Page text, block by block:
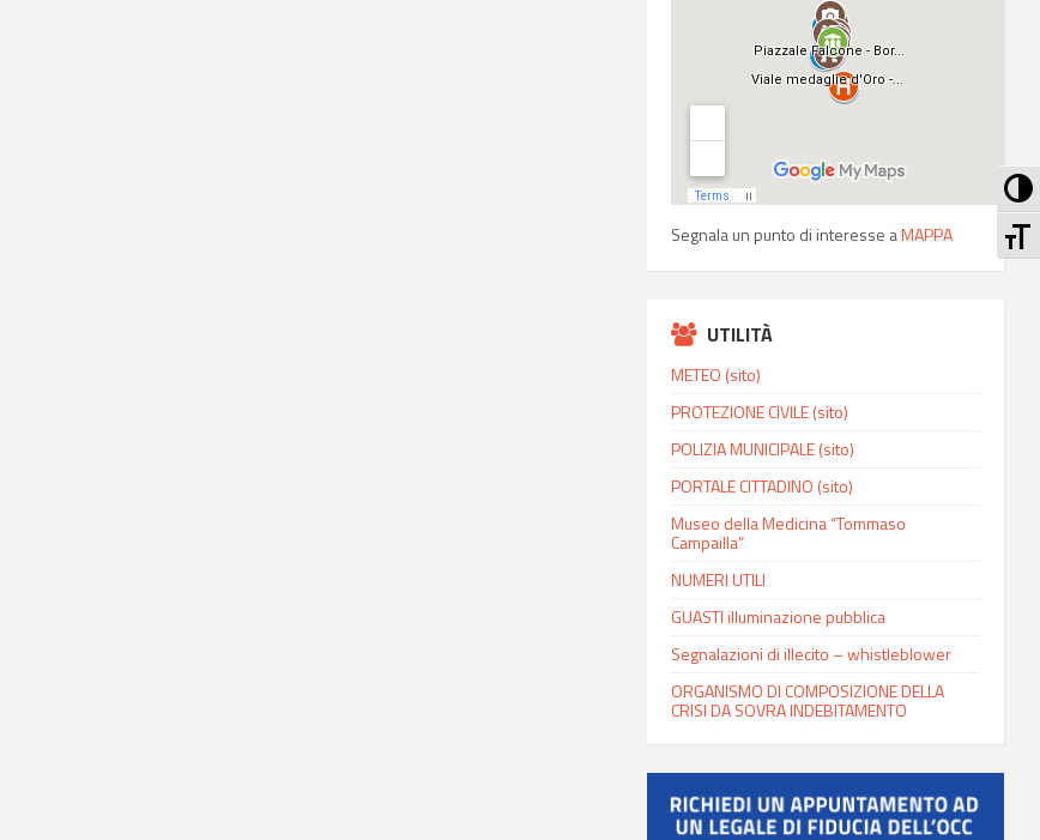
Segnala un punto di interesse aMAPPA
UTILITÀ
METEO (sito)
PROTEZIONE CIVILE (sito)
POLIZIA MUNICIPALE (sito)
PORTALE CITTADINO (sito)
Museo della Medicina “Tommaso
Campailla”
NUMERI UTILI
GUASTI illuminazione pubblica
Segnalazioni di illecito – whistleblower
ORGANISMO DI COMPOSIZIONE DELLA
CRISI DA SOVRA INDEBITAMENTO